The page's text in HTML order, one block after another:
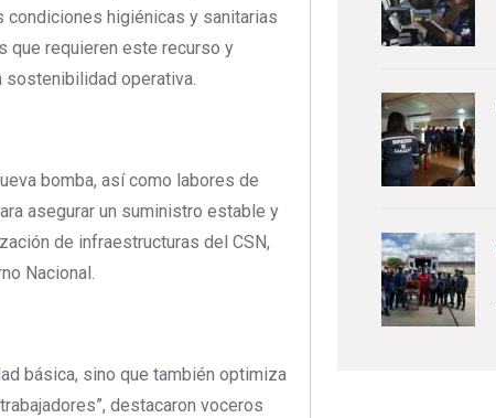
condiciones higiénicas y sanitarias
que requieren este recurso y
sostenibilidad operativa.
bomba, así como labores de
asegurar un suministro estable y
de infraestructuras del CSN,
Nacional.
básica, sino que también optimiza
destacaron voceros